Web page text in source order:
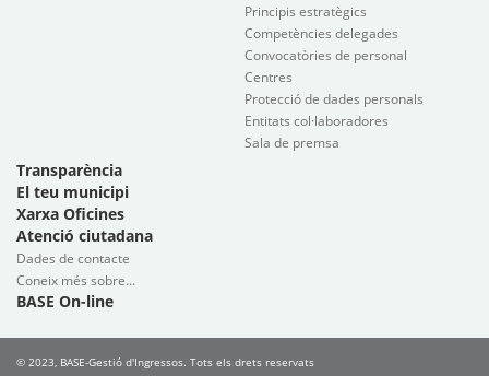
Principis estratègics
Competències delegades
Convocatòries de personal
Centres
Protecció de dades personals
Entitats col·laboradores
Sala de premsa
Transparència
El teu municipi
Xarxa Oficines
Atenció ciutadana
Dades de contacte
Coneix més sobre...
BASE On-line
© 2023, BASE-Gestió d'Ingressos. Tots els drets reservats